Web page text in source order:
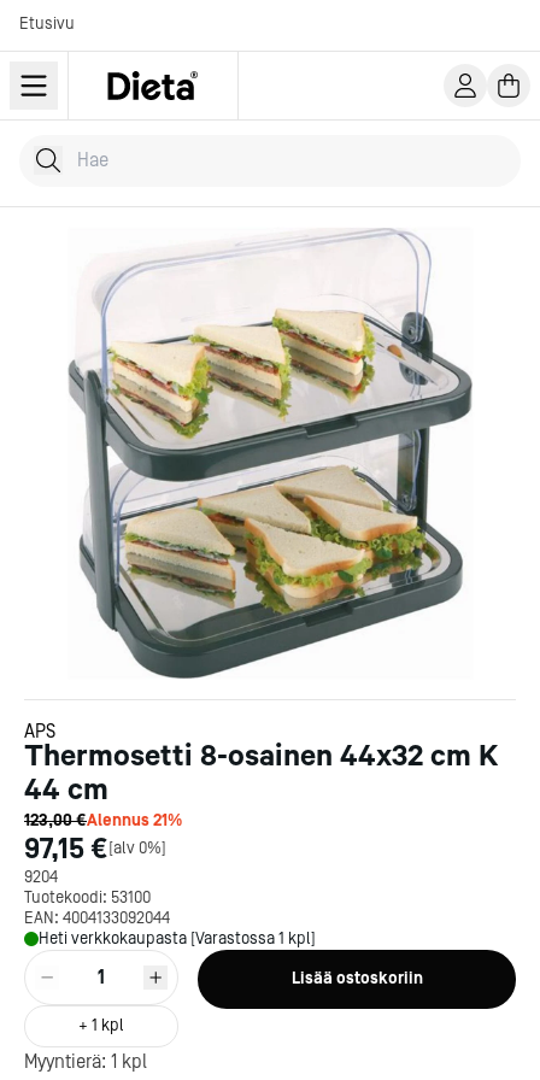
Etusivu
Hae tuotteita
Kirjoita hakusana...
APS
Thermosetti 8-osainen 44x32 cm K
44 cm
123,00 €Alennus21%
97,15 €[alv 0%]
9204
Tuotekoodi: 53100
EAN: 4004133092044
Heti verkkokaupasta [Varastossa 1 kpl]
1
+ 1 kpl
Lisää ostoskoriin
Myyntierä: 1 kpl
Kotipizza on vuonna 1987